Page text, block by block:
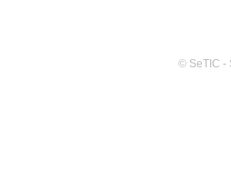
© SeTIC -